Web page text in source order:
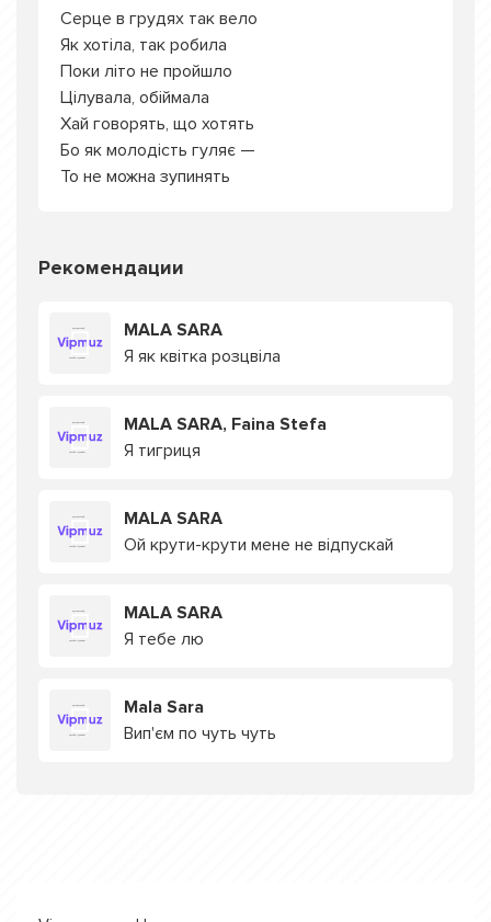
Серце в грудях так вело
Як хотіла, так робила
Поки літо не пройшло
Цілувала, обіймала
Хай говорять, що хотять
Бо як молодість гуляє —
То не можна зупинять
Рекомендации
MALA SARA
Я як квітка розцвіла
MALA SARA, Faina Stefa
Я тигриця
MALA SARA
Ой крути-крути мене не відпускай
MALA SARA
Я тебе лю
Mala Sara
Вип'єм по чуть чуть